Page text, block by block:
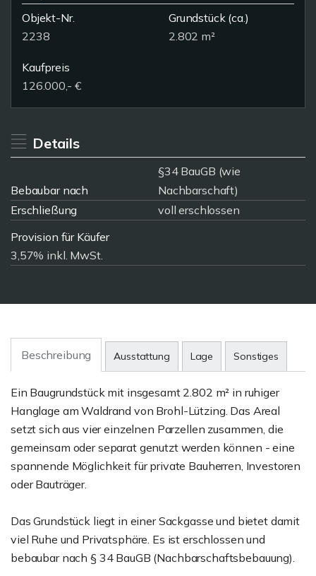
Objekt-Nr.
2238
Grundstück(ca.)
2.802 m²
Kaufpreis
126.000,- €
Details
Bebaubar nach
§34 BauGB (wie
Nachbarschaft)
Erschließung
voll erschlossen
Provision für Käufer
3,57% inkl. MwSt.
Beschreibung Ausstattung Lage Sonstiges
Ein Baugrundstück mit insgesamt 2.802 m² in ruhiger
Hanglage am Waldrand von Brohl-Lützing. Das Areal
setzt sich aus vier einzelnen Parzellen zusammen, die
gemeinsam oder separat genutzt werden können - eine
spannende Möglichkeit für private Bauherren, Investoren
oder Bauträger.
Das Grundstück liegt in einer Sackgasse und bietet damit
viel Ruhe und Privatsphäre. Es ist erschlossen und
bebaubar nach § 34 BauGB (Nachbarschaftsbebauung).